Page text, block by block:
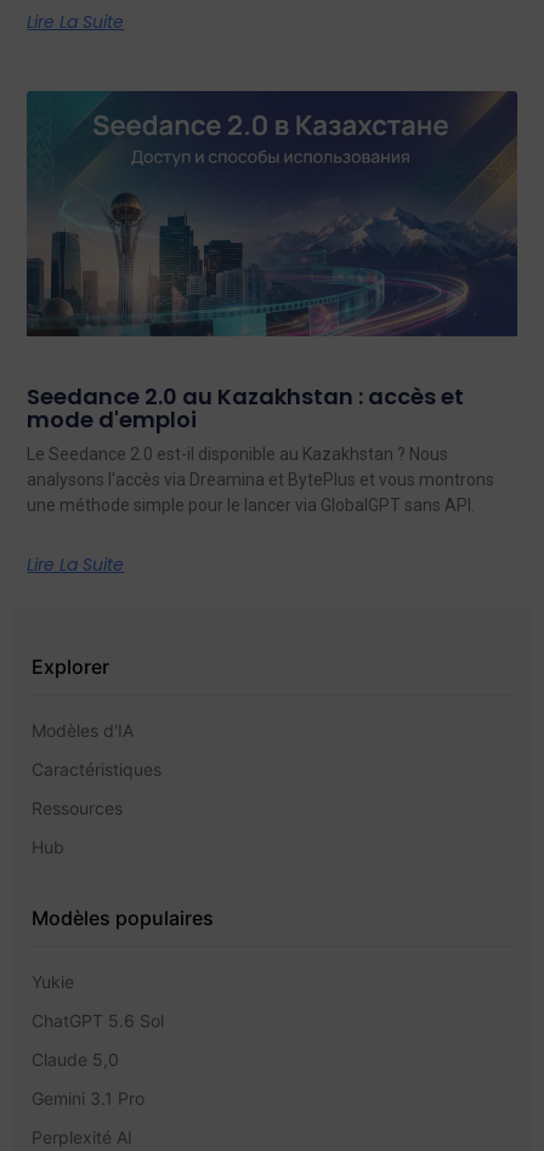
Lire La Suite
Seedance 2.0 au Kazakhstan : accès et
mode d'emploi
Le Seedance 2.0 est-il disponible au Kazakhstan ? Nous
analysons l'accès via Dreamina et BytePlus et vous montrons
une méthode simple pour le lancer via GlobalGPT sans API.
Lire La Suite
Explorer
Modèles d'IA
Caractéristiques
Ressources
Hub
Modèles populaires
Yukie
ChatGPT 5.6 Sol
Claude 5,0
Gemini 3.1 Pro
Perplexité AI